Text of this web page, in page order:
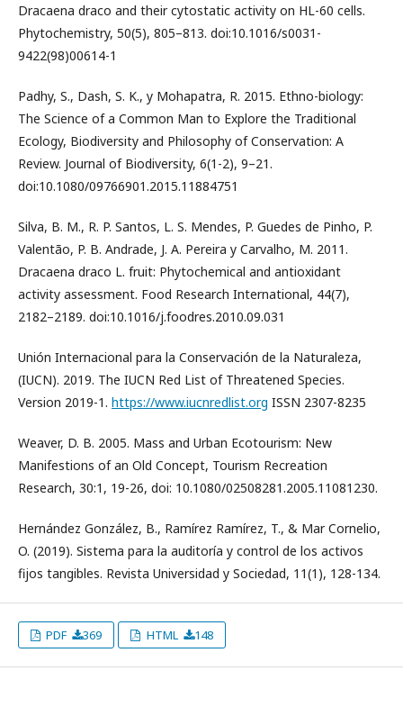
Dracaena draco and their cytostatic activity on HL-60 cells.
Phytochemistry, 50(5), 805–813. doi:10.1016/s0031-
9422(98)00614-1
Padhy, S., Dash, S. K., y Mohapatra, R. 2015. Ethno-biology:
The Science of a Common Man to Explore the Traditional
Ecology, Biodiversity and Philosophy of Conservation: A
Review. Journal of Biodiversity, 6(1-2), 9–21.
doi:10.1080/09766901.2015.11884751
Silva, B. M., R. P. Santos, L. S. Mendes, P. Guedes de Pinho, P.
Valentão, P. B. Andrade, J. A. Pereira y Carvalho, M. 2011.
Dracaena draco L. fruit: Phytochemical and antioxidant
activity assessment. Food Research International, 44(7),
2182–2189. doi:10.1016/j.foodres.2010.09.031
Unión Internacional para la Conservación de la Naturaleza,
(IUCN). 2019. The IUCN Red List of Threatened Species.
Version 2019-1. https://www.iucnredlist.org ISSN 2307-8235
Weaver, D. B. 2005. Mass and Urban Ecotourism: New
Manifestions of an Old Concept, Tourism Recreation
Research, 30:1, 19-26, doi: 10.1080/02508281.2005.11081230.
Hernández González, B., Ramírez Ramírez, T., & Mar Cornelio,
O. (2019). Sistema para la auditoría y control de los activos
fijos tangibles. Revista Universidad y Sociedad, 11(1), 128-134.
PDF 369 HTML 148